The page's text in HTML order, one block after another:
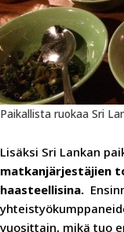
Paikallista ruokaa Sri
Lisäksi Sri Lankan
matkanjärjestäjien
haasteellisina.
vuosittain, mikä tuo